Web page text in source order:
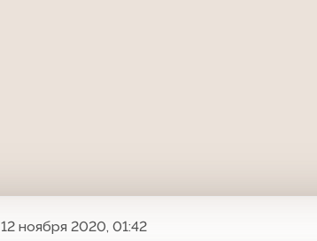
12 ноября 2020, 01:42